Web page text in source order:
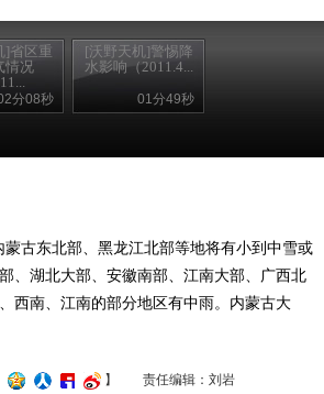
]省区重
情况
分08秒
[沃野天机]警惕降
水影响（2011.4...
01分49秒
古东北部、黑龙江北部等地将有小到中雪或
、湖北大部、安徽南部、江南大部、广西北
西南、江南的部分地区有中雨。内蒙古大
】 责任编辑：刘岩